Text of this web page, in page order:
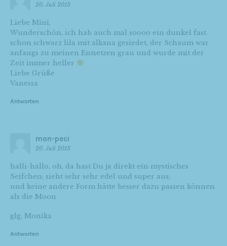
20. Juli 2013
Liebe Mini,
Wunderschön, ich hab auch mal soooo ein dunkel fast
schon schwarz lila mit alkana gesiedet, der Schaum war
anfangs zu meinen Entsetzen grau und wurde mit der
Zeit immer heller
Liebe Grüße
Vanessa
Antworten
mon-peci
20. Juli 2013
halli-hallo, oh, da hast Du ja direkt ein mystisches
Seifchen; sieht sehr sehr edel und super aus;
und keine andere Form hätte besser dazu passen können
als die Moon
glg, Monika
Antworten